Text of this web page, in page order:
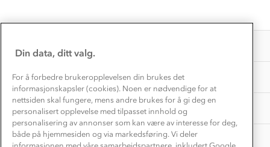
OM OSS
TIPS OG RÅD
EL-retur
Store størrelser
Turmat oppskrifter
Beredskap
AKTIVITETER
Storms turtips🐿️
Leirskole 🥾
Barnehageansatt
Tips til hyttetur
Din data, ditt valg.
For å forbedre brukeropplevelsen din brukes det
informasjonskapsler (cookies). Noen er nødvendige for at
nettsiden skal fungere, mens andre brukes for å gi deg en
personalisert opplevelse med tilpasset innhold og
personalisering av annonser som kan være av interesse for deg,
både på hjemmesiden og via markedsføring. Vi deler